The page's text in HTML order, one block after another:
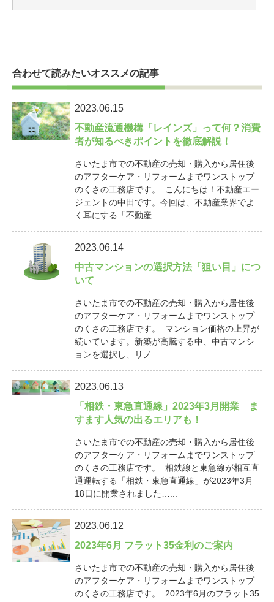
合わせて読みたいオススメの記事
2023.06.15
不動産流通機構「レインズ」って何？消費
者が知るべきポイントを徹底解説！
さいたま市での不動産の売却・購入から居住後
のアフターケア・リフォームまでワンストップ
のくさの工務店です。 こんにちは！不動産エー
ジェントの中田です。今回は、不動産業界でよ
く耳にする「不動産…...
2023.06.14
中古マンションの選択方法「狙い目」につ
いて
さいたま市での不動産の売却・購入から居住後
のアフターケア・リフォームまでワンストップ
のくさの工務店です。 マンション価格の上昇が
続いています。新築が高騰する中、中古マンシ
ョンを選択し、リノ…...
2023.06.13
「相鉄・東急直通線」2023年3月開業 ま
すます人気の出るエリアも！
さいたま市での不動産の売却・購入から居住後
のアフターケア・リフォームまでワンストップ
のくさの工務店です。 相鉄線と東急線が相互直
通運転する「相鉄・東急直通線」が2023年3月
18日に開業されました…...
2023.06.12
2023年6月 フラット35金利のご案内
さいたま市での不動産の売却・購入から居住後
のアフターケア・リフォームまでワンストップ
のくさの工務店です。 2023年6月のフラット35